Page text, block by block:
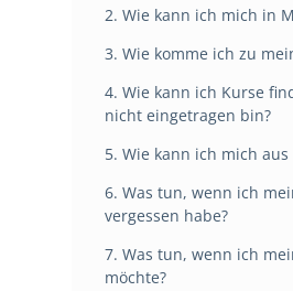
2. Wie kann ich mich in
3. Wie komme ich zu
4. Wie kann ich Kurse
nicht eingetragen bin?
5. Wie kann ich mich
6. Was tun, wenn ich
vergessen habe?
7. Was tun, wenn ich
möchte?